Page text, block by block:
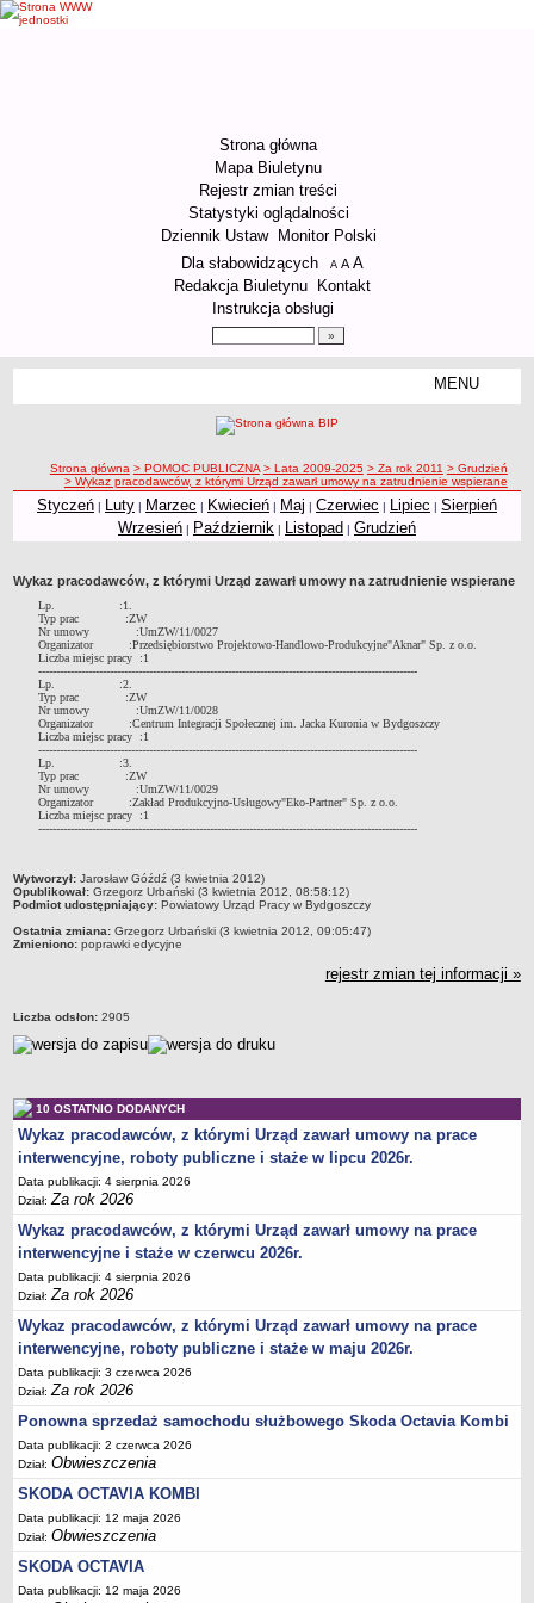
Strona główna
Mapa Biuletynu
Rejestr zmian treści
Statystyki oglądalności
Dziennik Ustaw
Monitor Polski
Menu dodatkowe
Dla słabowidzących A pomniejsz czcionkę
A standardowy rozmiar czcionki
A
Redakcja Biuletynu
Kontakt
Instrukcja obsługi
MENU
Struktura organizacyjna
Podstawy prawne działania Urzędu
Godziny pracy Urzędu
DEKLARACJA DOSTĘPNOŚCI
Raport o stanie zapewnienia dostępności podmiotu publicznego
POWIATOWY URZĄD PRACY
Dane teleadresowe
Dane statystyczne
Zadania publiczne
Kompetencje komórek organizacyjnych
Ogłoszenia o naborze kandydatów do pracy w PUP Bydgoszcz
Kontrole
Sygnaliści
ZAŁATWIANIE SPRAW W PUP
Wykaz spraw
Dostęp do Informacji Publicznej
Uchwały Rady Powiatu Bydgoskiego
Uchwały Rady Miasta Bydgoszczy
Inne dokumenty
POMOC PUBLICZNA
Lata 2009-2025
Za rok 2026
FINANSE PUP
Budżet Funduszu Pracy
Zamówienia publiczne
Plan zamówień publicznych
Sprawozdania finansowe
POWIATOWA RADA ZATRUDNIENIA/POWIATOWA RADA RYNKU PRACY
Skład
Zadania
Posiedzenia Powiatowej Rady Rynku Pracy
Uchwały Powiatowej Rady Rynku Pracy
Uchwały Powiatowej Rady Zatrudnienia w Bydgoszczy
ścieżka nawigacji
Strona główna > POMOC PUBLICZNA > Lata 2009-2025 > Za rok 2011 > Grudzień
> Wykaz pracodawców, z którymi Urząd zawarł umowy na zatrudnienie wspierane
Styczeń | Luty | Marzec | Kwiecień | Maj | Czerwiec | Lipiec | Sierpień
Wrzesień | Październik | Listopad | Grudzień
Wykaz pracodawców, z którymi Urząd zawarł umowy na zatrudnienie wspierane
Lp. :1.
Typ prac :ZW
Nr umowy :UmZW/11/0027
Organizator :Przedsiębiorstwo Projektowo-Handlowo-Produkcyjne"Aknar" Sp. z o.o.
Liczba miejsc pracy :1
----------------------------------------------------------------------------------------------------------
Lp. :2.
Typ prac :ZW
Nr umowy :UmZW/11/0028
Organizator :Centrum Integracji Społecznej im. Jacka Kuronia w Bydgoszczy
Liczba miejsc pracy :1
----------------------------------------------------------------------------------------------------------
Lp. :3.
Typ prac :ZW
Nr umowy :UmZW/11/0029
Organizator :Zakład Produkcyjno-Usługowy"Eko-Partner" Sp. z o.o.
Liczba miejsc pracy :1
----------------------------------------------------------------------------------------------------------
metryczka
Wytworzył: Jarosław Góźdź (3 kwietnia 2012)
Opublikował: Grzegorz Urbański (3 kwietnia 2012, 08:58:12)
Podmiot udostępniający: Powiatowy Urząd Pracy w Bydgoszczy
Ostatnia zmiana: Grzegorz Urbański (3 kwietnia 2012, 09:05:47)
Zmieniono: poprawki edycyjne
rejestr zmian tej informacji »
Liczba odsłon: 2905
10 OSTATNIO DODANYCH
Wykaz pracodawców, z którymi Urząd zawarł umowy na prace
interwencyjne, roboty publiczne i staże w lipcu 2026r.
Data publikacji: 4 sierpnia 2026
Dział:Za rok 2026
Wykaz pracodawców, z którymi Urząd zawarł umowy na prace
interwencyjne i staże w czerwcu 2026r.
Data publikacji: 4 sierpnia 2026
Dział:Za rok 2026
Wykaz pracodawców, z którymi Urząd zawarł umowy na prace
interwencyjne, roboty publiczne i staże w maju 2026r.
Data publikacji: 3 czerwca 2026
Dział:Za rok 2026
Ponowna sprzedaż samochodu służbowego Skoda Octavia Kombi
Data publikacji: 2 czerwca 2026
Dział:Obwieszczenia
SKODA OCTAVIA KOMBI
Data publikacji: 12 maja 2026
Dział:Obwieszczenia
SKODA OCTAVIA
Data publikacji: 12 maja 2026